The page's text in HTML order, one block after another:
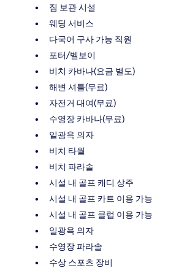
짐 보관 시설
웨딩 서비스
다국어 구사 가능 직원
포터/벨보이
비치 카바나(요금 별도)
해변 셔틀(무료)
자전거 대여(무료)
수영장 카바나(무료)
일광욕 의자
비치 타월
비치 파라솔
시설 내 골프 캐디 상주
시설 내 골프 카트 이용 가능
시설 내 골프 클럽 이용 가능
일광욕 의자
수영장 파라솔
수상 스포츠 장비